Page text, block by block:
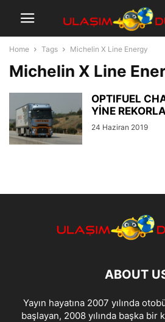
Home Tags Michelin X Line Energy
Michelin X Line
OPTIFUEL
YİNE
24 Haziran 2019
ABOUT
Yayın hayatına 2007 yılında
başlayan, 2008 yılında başka